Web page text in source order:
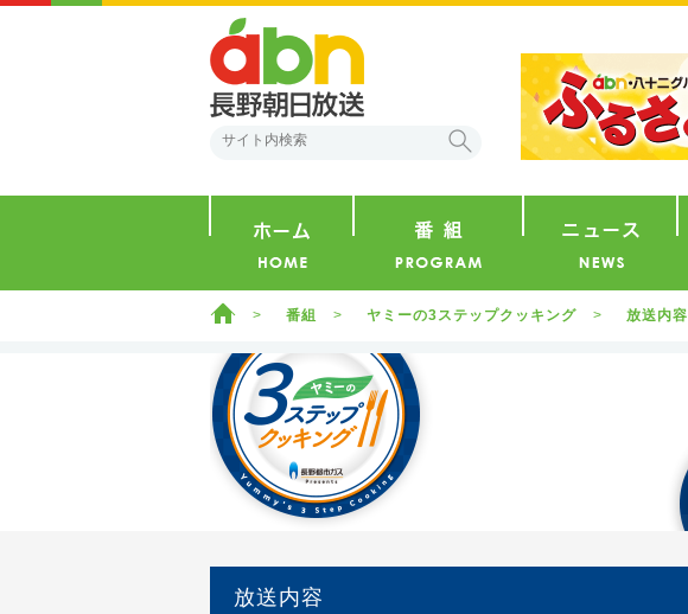
ホーム 番組 ヤミーの3ステップクッキング 放送内容
放送内容